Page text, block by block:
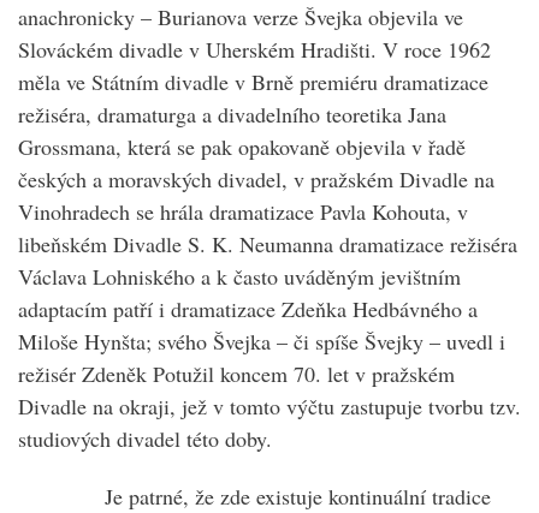
anachronicky – Burianova verze Švejka objevila ve
Slováckém divadle v Uherském Hradišti. V roce 1962
měla ve Státním divadle v Brně premiéru dramatizace
režiséra, dramaturga a divadelního teoretika Jana
Grossmana, která se pak opakovaně objevila v řadě
českých a moravských divadel, v pražském Divadle na
Vinohradech se hrála dramatizace Pavla Kohouta, v
libeňském Divadle S. K. Neumanna dramatizace režiséra
Václava Lohniského a k často uváděným jevištním
adaptacím patří i dramatizace Zdeňka Hedbávného a
Miloše Hynšta; svého Švejka – či spíše Švejky – uvedl i
režisér Zdeněk Potužil koncem 70. let v pražském
Divadle na okraji, jež v tomto výčtu zastupuje tvorbu tzv.
studiových divadel této doby.
Je patrné, že zde existuje kontinuální tradice